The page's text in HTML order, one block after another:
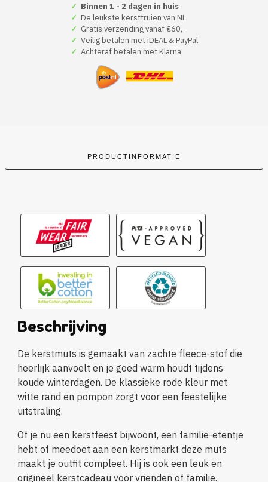
✓ Binnen 1 - 2 dagen in huis
✓ De leukste kersttruien van NL
✓ Gratis verzending vanaf €60,-
✓ Veilig betalen met iDEAL & PayPal
✓ Achteraf betalen met Klarna
PRODUCTINFORMATIE
Beschrijving
De kerstmuts is gemaakt van zachte fleece-stof die
heerlijk aanvoelt en je goed warm houdt tijdens
koude winterdagen. De klassieke rode kleur met
witte rand en pompon zorgt voor een feestelijke
uitstraling.
Of je nu een kerstfeest bijwoont, een familie-etentje
hebt of meedoet aan een kerstmarkt deze muts
maakt je outfit compleet. Hij is ook een leuk en
origineel kerstcadeau voor vrienden of familie.